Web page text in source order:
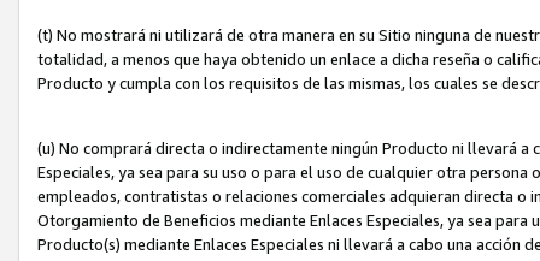
(t) No mostrará ni utilizará de otra manera en su Sitio ninguna de
totalidad, a menos que haya obtenido un enlace a dicha reseña o
Producto y cumpla con los requisitos de las mismas, los cuales se
(u) No comprará directa o indirectamente ningún Producto ni llevará a
Especiales, ya sea para su uso o para el uso de cualquier otra
empleados, contratistas o relaciones comerciales adquieran directa o
Otorgamiento de Beneficios mediante Enlaces Especiales, ya sea
Producto(s) mediante Enlaces Especiales ni llevará a cabo una